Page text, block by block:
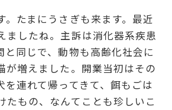
。たまにうさぎも来ます。最近
ましたね。主訴は消化器系疾患
と同じで、動物も高齢化社会に
が増えました。開業当初はその
を連れて帰ってきて、餌もごは
たもの、なんてことも珍しいこ